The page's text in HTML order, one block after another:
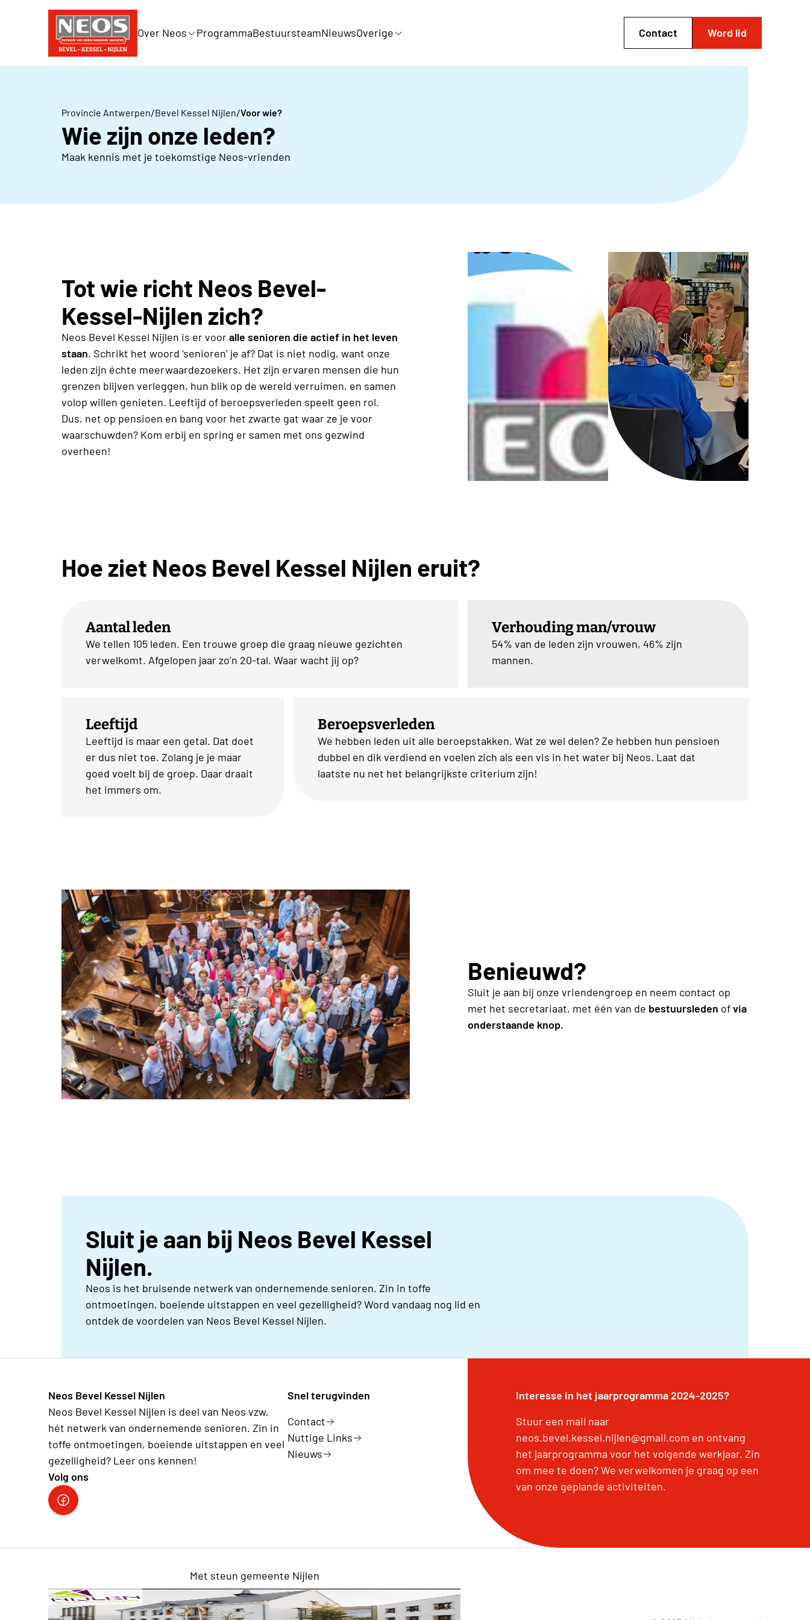
Over Neos ProgrammaBestuursteamNieuwsOverige Contact Word lid
Provincie Antwerpen/Bevel Kessel Nijlen/Voor wie?
Wie zijn onze leden?
Maak kennis met je toekomstige Neos-vrienden
Tot wie richt Neos Bevel-
Kessel-Nijlen zich?
Neos Bevel Kessel Nijlen is er vooralle senioren die actief in het leven
staan. Schrikt het woord ‘senioren’ je af? Dat is niet nodig, want onze
leden zijn échte meerwaardezoekers. Het zijn ervaren mensen die hun
grenzen blijven verleggen, hun blik op de wereld verruimen, en samen
volop willen genieten. Leeftijd of beroepsverleden speelt geen rol.
Dus, net op pensioen en bang voor het zwarte gat waar ze je voor
waarschuwden? Kom erbij en spring er samen met ons gezwind
overheen!
Hoe ziet Neos Bevel Kessel Nijlen eruit?
Aantal leden
We tellen 105 leden. Een trouwe groep die graag nieuwe gezichten
verwelkomt. Afgelopen jaar zo’n 20-tal. Waar wacht jij op?
Verhouding man/vrouw
54% van de leden zijn vrouwen, 46% zijn
mannen.
Leeftijd
Leeftijd is maar een getal. Dat doet
er dus niet toe. Zolang je je maar
goed voelt bij de groep. Daar draait
het immers om.
Beroepsverleden
We hebben leden uit alle beroepstakken. Wat ze wel delen? Ze hebben hun pensioen
dubbel en dik verdiend en voelen zich als een vis in het water bij Neos. Laat dat
laatste nu net het belangrijkste criterium zijn!
Benieuwd?
Sluit je aan bij onze vriendengroep en neem contact op
met het secretariaat, met één van de bestuursleden ofvia
onderstaande knop.
Sluit je aan bij Neos Bevel Kessel
Nijlen.
Neos is het bruisende netwerk van ondernemende senioren. Zin in toffe
ontmoetingen, boeiende uitstappen en veel gezelligheid? Word vandaag nog lid en
ontdek de voordelen van Neos Bevel Kessel Nijlen.
Neos Bevel Kessel Nijlen
Neos Bevel Kessel Nijlen is deel van Neos vzw,
hét netwerk van ondernemende senioren. Zin in
toffe ontmoetingen, boeiende uitstappen en veel
gezelligheid? Leer ons kennen!
Volg ons
Onze facebookpagina: Neos Bevel Kessel Nijlen
Snel terugvinden
Contact
Nuttige Links
Nieuws
Interesse in het jaarprogramma 2024-2025?
Stuur een mail naar
neos.bevel.kessel.nijlen@gmail.com en ontvang
het jaarprogramma voor het volgende werkjaar. Zin
om mee te doen? We verwelkomen je graag op een
van onze geplande activiteiten.
Met steun gemeente Nijlen